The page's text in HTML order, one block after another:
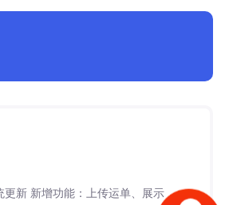
更新 新增功能：上传运单、展示